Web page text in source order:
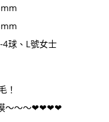
球、L號女士
！
～～～❤❤❤❤